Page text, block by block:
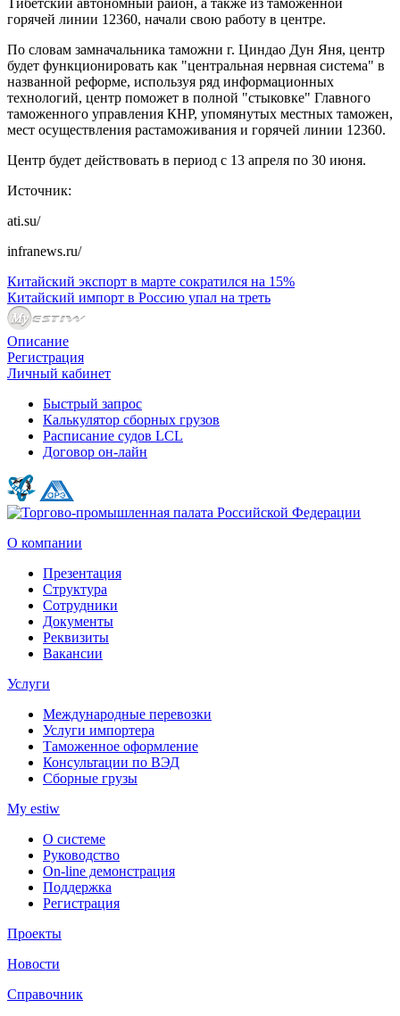
горячей линии 12360, начали свою работу в центре.
По словам замначальника таможни г. Циндао Дун Яня, центр
будет функционировать как "центральная нервная система" в
названной реформе, используя ряд информационных
технологий, центр поможет в полной "стыковке" Главного
таможенного управления КНР, упомянутых местных таможен,
мест осуществления растаможивания и горячей линии 12360.
Центр будет действовать в период с 13 апреля по 30 июня.
Источник:
ati.su/
infranews.ru/
Китайский экспорт в марте сократился на 15%
Китайский импорт в Россию упал на треть
Описание
Регистрация
Личный кабинет
Быстрый запрос
Калькулятор сборных грузов
Расписание судов LCL
Договор он-лайн
О компании
Презентация
Структура
Сотрудники
Документы
Реквизиты
Вакансии
Услуги
Международные перевозки
Услуги импортера
Таможенное оформление
Консультации по ВЭД
Сборные грузы
My estiw
О системе
Руководство
On-line демонстрация
Поддержка
Регистрация
Проекты
Новости
Справочник